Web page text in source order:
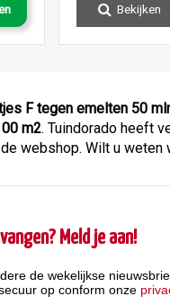
Bekijken
F tegen emelten 50
m2. Tuindorado heeft
webshop. Wilt u weten
Meld je aan!
de wekelijkse
op conform onze